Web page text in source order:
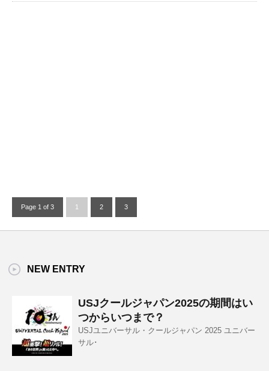
Page 1 of 3 1 2 3
NEW ENTRY
USJクールジャパン2025の期間はい
つからいつまで？
USJユニバーサル・クールジャパン 2025 ユニバー
サル･